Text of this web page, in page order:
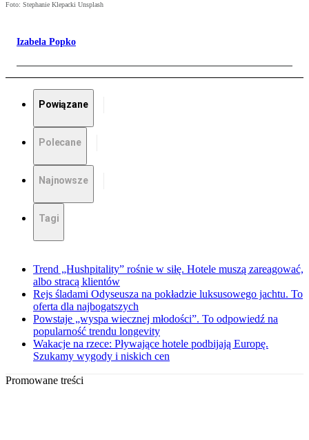
Foto: Stephanie Klepacki Unsplash
Izabela Popko
Powiązane
Polecane
Najnowsze
Tagi
Trend „Hushpitality” rośnie w siłę. Hotele muszą zareagować,
albo stracą klientów
Rejs śladami Odyseusza na pokładzie luksusowego jachtu. To
oferta dla najbogatszych
Powstaje „wyspa wiecznej młodości”. To odpowiedź na
popularność trendu longevity
Wakacje na rzece: Pływające hotele podbijają Europę.
Szukamy wygody i niskich cen
Promowane treści